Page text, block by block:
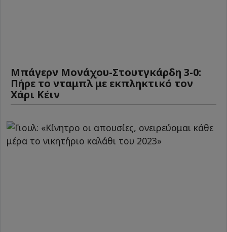
Μπάγερν Μονάχου-Στουτγκάρδη 3-0:
Πήρε το νταμπλ με εκπληκτικό τον
Χάρι Κέιν